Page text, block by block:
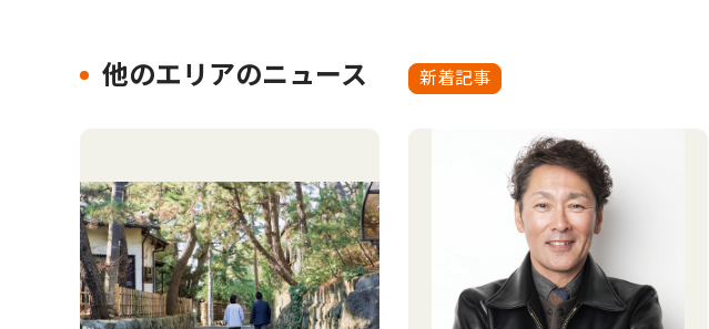
他のエリアのニュース 新着記事